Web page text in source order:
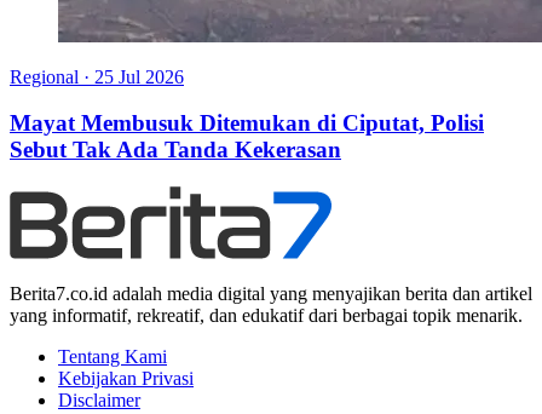
Regional · 25 Jul 2026
Mayat Membusuk Ditemukan di Ciputat, Polisi
Sebut Tak Ada Tanda Kekerasan
Berita7.co.id adalah media digital yang menyajikan berita dan artikel
yang informatif, rekreatif, dan edukatif dari berbagai topik menarik.
Tentang Kami
Kebijakan Privasi
Disclaimer